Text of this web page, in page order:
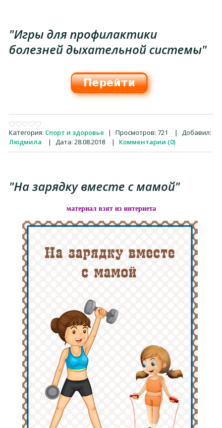
"Игры для профилактики
болезней дыхательной системы"
Категория: Спорт и здоровье | Просмотров: 721 |
Добавил:
Людмила
| Дата: 28.08.2018 | Комментарии (0)
"На зарядку вместе с мамой"
материал взят из интернета